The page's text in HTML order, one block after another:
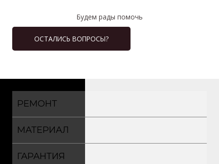
Будем рады помочь
ОСТАЛИСЬ ВОПРОСЫ?
РЕМОНТ
МАТЕРИАЛ
ГАРАНТИЯ